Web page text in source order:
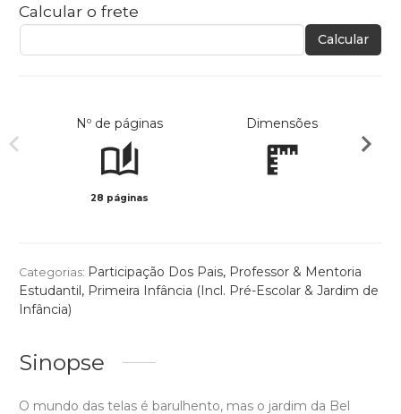
Calcular o frete
Calcular
Nº de páginas
28 páginas
Dimensões
Categorias: Participação Dos Pais, Professor & Mentoria
Estudantil, Primeira Infância (Incl. Pré-Escolar & Jardim de
Infância)
Sinopse
O mundo das telas é barulhento, mas o jardim da Bel